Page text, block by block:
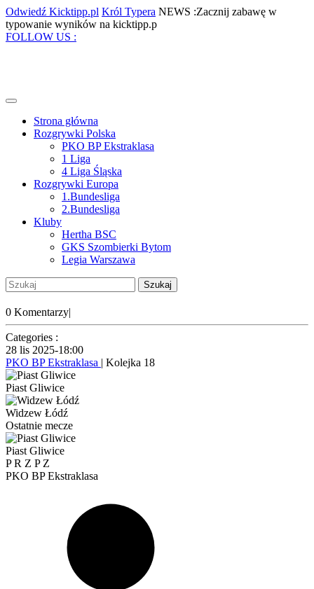
Skip
to
content
Odwiedź Kicktipp.pl Odwiedź
Kicktipp.pl
Król Typera Król
Typera
NEWS :Zacznij zabawę w
typowanie wyników na kicktipp.pZacznij
FOLLOW US :
Open
Strona główna
Rozgrywki Polska
PKO BP Ekstraklasa
1 Liga
4 Liga Śląska
Rozgrywki Europa
1.Bundesliga
2.Bundesliga
Kluby
Hertha BSC
GKS Szombierki Bytom
Legia Warszawa
Close
Menu
Szukaj:
Account
0 Komentarzy|
Categories :
28 lis 2025-18:00
PKO BP Ekstraklasa | Kolejka 18
Piast Gliwice
Widzew Łódź
Ostatnie mecze
Piast Gliwice
PR Z P Z
PKO BP Ekstraklasa